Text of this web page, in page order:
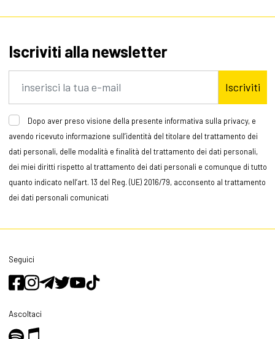
Iscriviti alla newsletter
Iscriviti
Dopo aver preso visione della presente informativa sulla privacy, e
avendo ricevuto informazione sull’identità del titolare del trattamento dei
dati personali, delle modalità e finalità del trattamento dei dati personali,
dei miei diritti rispetto al trattamento dei dati personali e comunque di tutto
quanto indicato nell’art. 13 del Reg. (UE) 2016/79, acconsento al trattamento
dei dati personali comunicati
Seguici
Ascoltaci